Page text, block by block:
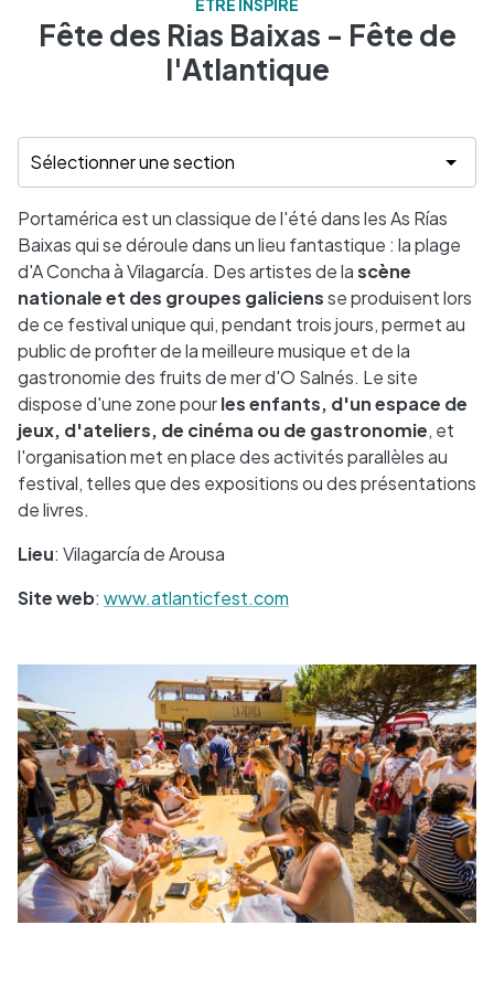
ÊTRE INSPIRÉ
Fête des Rias Baixas - Fête de
l'Atlantique
Portamérica est un classique de l'été dans les As Rías
Baixas qui se déroule dans un lieu fantastique : la plage
d'A Concha à Vilagarcía. Des artistes de lascène
nationale et des groupes galiciensse produisent lors
de ce festival unique qui, pendant trois jours, permet au
public de profiter de la meilleure musique et de la
gastronomie des fruits de mer d'O Salnés. Le site
dispose d'une zone pourles enfants, d'un espace de
jeux, d'ateliers, de cinéma ou de gastronomie, et
l'organisation met en place des activités parallèles au
festival, telles que des expositions ou des présentations
de livres.
Lieu: Vilagarcía de Arousa
Site web: www.atlanticfest.com